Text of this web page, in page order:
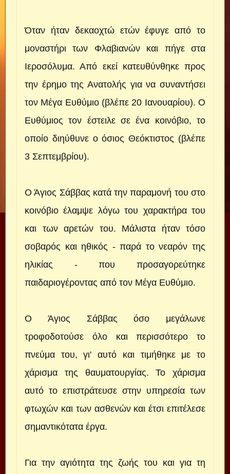
Όταν ήταν δεκαοχτώ ετών έφυγε από το
μοναστήρι των Φλαβιανών και πήγε στα
Ιεροσόλυμα. Από εκεί κατευθύνθηκε προς
την έρημο της Ανατολής για να συναντήσει
τον Μέγα Ευθύμιο (βλέπε 20 Ιανουαρίου). Ο
Ευθύμιος τον έστειλε σε ένα κοινόβιο, το
οποίο διηύθυνε ο όσιος Θεόκτιστος (βλέπε
3 Σεπτεμβρίου).
Ο Άγιος Σάββας κατά την παραμονή του στο
κοινόβιο έλαμψε λόγω του χαρακτήρα του
και των αρετών του. Μάλιστα ήταν τόσο
σοβαρός και ηθικός - παρά το νεαρόν της
ηλικίας - που προσαγορεύτηκε
παιδαριογέροντας από τον Μέγα Ευθύμιο.
Ο Άγιος Σάββας όσο μεγάλωνε
τροφοδοτούσε όλο και περισσότερο το
πνεύμα του, γι' αυτό και τιμήθηκε με το
χάρισμα της θαυματουργίας. Το χάρισμα
αυτό το επιστράτευσε στην υπηρεσία των
φτωχών και των ασθενών και έτσι επιτέλεσε
σημαντικότατα έργα.
Για την αγιότητα της ζωής του και για τη